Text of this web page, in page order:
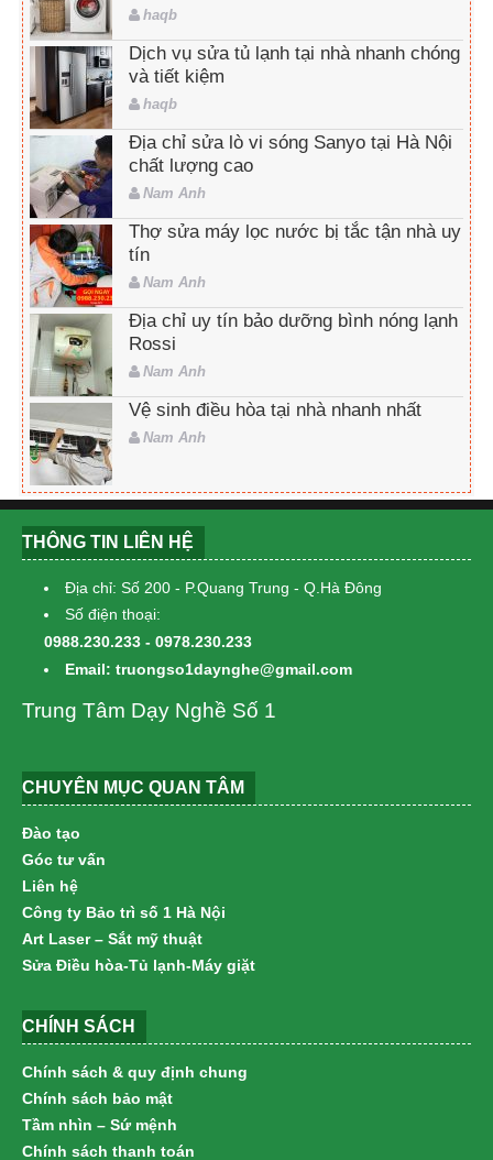
haqb
Dịch vụ sửa tủ lạnh tại nhà nhanh chóng
và tiết kiệm
haqb
Địa chỉ sửa lò vi sóng Sanyo tại Hà Nội
chất lượng cao
Nam Anh
Thợ sửa máy lọc nước bị tắc tận nhà uy
tín
Nam Anh
Địa chỉ uy tín bảo dưỡng bình nóng lạnh
Rossi
Nam Anh
Vệ sinh điều hòa tại nhà nhanh nhất
Nam Anh
THÔNG TIN LIÊN HỆ
Địa chỉ: Số 200 - P.Quang Trung - Q.Hà Đông
Số điện thoại:
0988.230.233 - 0978.230.233
Email: truongso1daynghe@gmail.com
Trung Tâm Dạy Nghề Số 1
CHUYÊN MỤC QUAN TÂM
Đào tạo
Góc tư vấn
Liên hệ
Công ty Bảo trì số 1 Hà Nội
Art Laser – Sắt mỹ thuật
Sửa Điều hòa-Tủ lạnh-Máy giặt
CHÍNH SÁCH
Chính sách & quy định chung
Chính sách bảo mật
Tầm nhìn – Sứ mệnh
Chính sách thanh toán